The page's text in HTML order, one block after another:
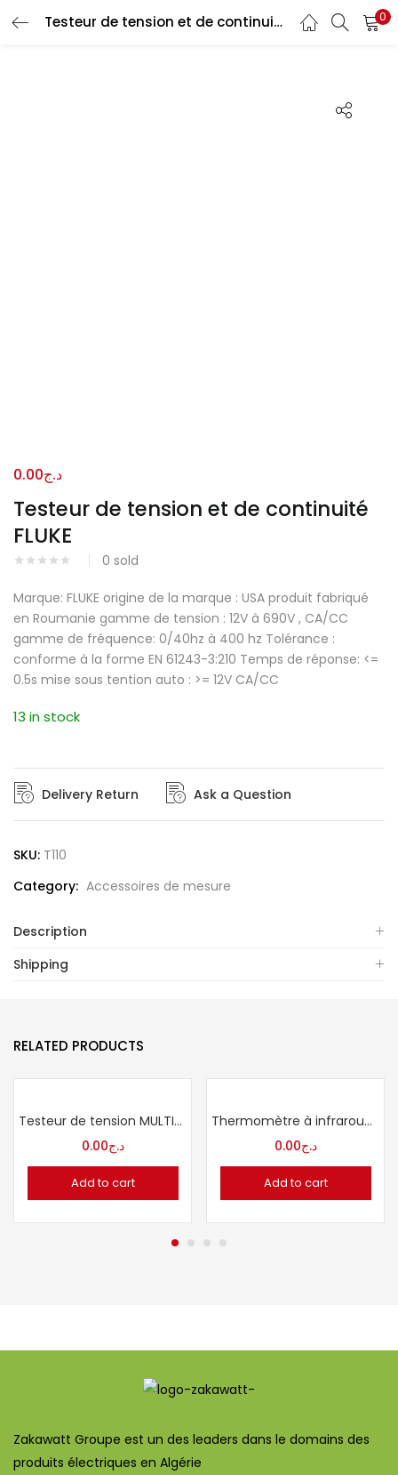
Testeur de tension et de continuité FLUKE 0
LOGIN
Testeur de tension et de continuité
FLUKE
0 sold
د.ج0.00
Marque: FLUKE origine de la marque : USA produit fabriqué
en Roumanie gamme de tension : 12V à 690V , CA/CC
gamme de fréquence: 0/40hz à 400 hz Tolérance :
conforme à la forme EN 61243-3:210 Temps de réponse: <=
0.5s mise sous tention auto : >= 12V CA/CC
13 in stock
Delivery Return Ask a Question
SKU: T110
Category: Accessoires de mesure
Description
Shipping
RELATED PRODUCTS
Testeur de tension MULTIMETRIX
د.ج0.00
Add to cart
Thermomètre à infrarouge FLUKE
د.ج0.00
Add to cart
Zakawatt Groupe est un des leaders dans le domains des
produits électriques en Algérie